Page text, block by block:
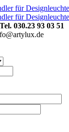
030.23 93 03 51